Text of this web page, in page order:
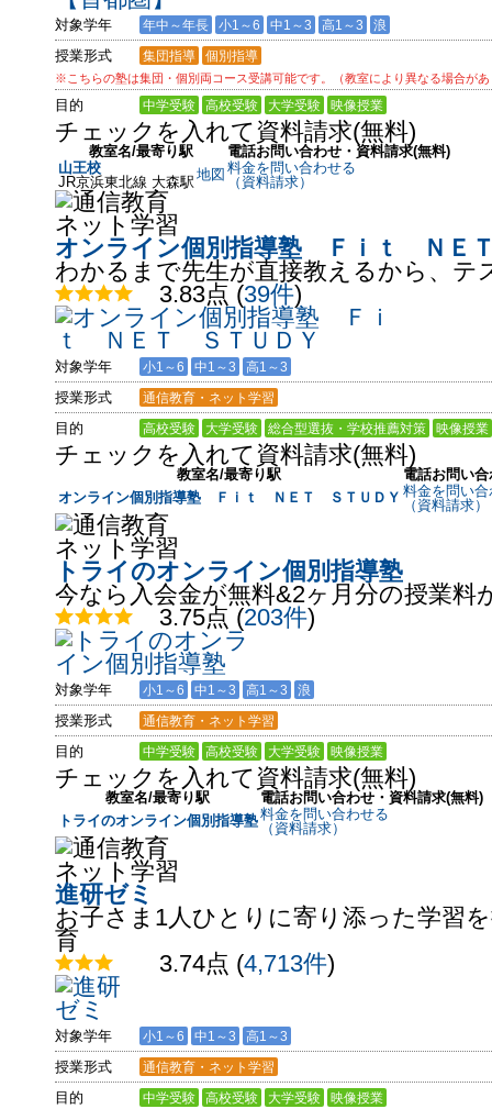
対象学年 年中～年長 小1～6 中1～3 高1～3 浪
授業形式 集団指導 個別指導
※こちらの塾は集団・個別両コース受講可能です。（教室により異なる場合が
目的 中学受験 高校受験 大学受験 映像授業
チェックを入れて資料請求(無料)
教室名/最寄り駅
電話お問い合わせ・資料請求(無料)
山王校
JR京浜東北線 大森駅 地図 料金を問い合わせる
（資料請求）
オンライン個別指導塾 Ｆｉｔ ＮＥ
わかるまで先生が直接教えるから、テ
3.83点 (39件)
対象学年 小1～6 中1～3 高1～3
授業形式 通信教育・ネット学習
目的 高校受験 大学受験 総合型選抜・学校推薦対策 映像授業
チェックを入れて資料請求(無料)
教室名/最寄り駅
電話お問い
オンライン個別指導塾 Ｆｉｔ ＮＥＴ ＳＴＵＤＹ 料金を問い合
（資料請求）
トライのオンライン個別指導塾
今なら入会金が無料&2ヶ月分の授業料
3.75点 (203件)
対象学年 小1～6 中1～3 高1～3 浪
授業形式 通信教育・ネット学習
目的 中学受験 高校受験 大学受験 映像授業
チェックを入れて資料請求(無料)
教室名/最寄り駅
電話お問い合わせ・資料請求(無料)
トライのオンライン個別指導塾料金を問い合わせる
（資料請求）
進研ゼミ
お子さま1人ひとりに寄り添った学習
育
3.74点 (4,713件)
対象学年 小1～6 中1～3 高1～3
授業形式 通信教育・ネット学習
目的 中学受験 高校受験 大学受験 映像授業